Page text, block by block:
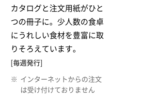
カタログと注文用紙がひと
つの冊子に。少人数の食卓
にうれしい食材を豊富に取
りそろえています。
[毎週発行]
インターネットからの注文
は受け付けておりません